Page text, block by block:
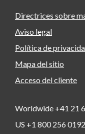
Directrices sobre
Aviso legal
Política de
Mapa del sitio
Acceso del cliente
Worldwide +41 21
US +1 800 256 0192